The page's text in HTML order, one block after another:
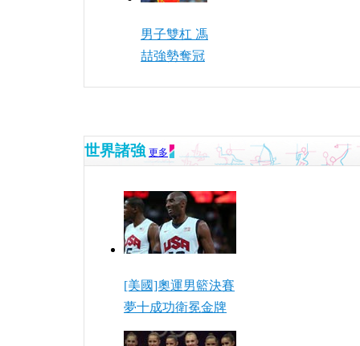
男子雙杠 馮
喆強勢奪冠
世界諸強 更多
[美國]奧運男籃決賽
夢十成功衛冕金牌